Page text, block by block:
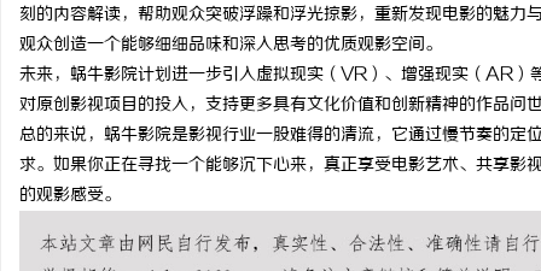
刻的内容解读，帮助观众突破浮躁和浮光掠影，重新发现电影的魅
观众创造一个能够细细品味和深入思考的优质观影空间。
未来，蜗牛影院计划进一步引入虚拟现实（VR）、增强现实（AR
对原创影视项目的投入，支持更多具有文化价值和创新精神的作品问
总的来说，蜗牛影院是影视行业一股难得的清流，它通过慢节奏的
求。如果你正在寻找一个能够沉下心来，真正享受电影艺术、共享
的观影感受。
贝净 AC 国际医疗实验
全解析